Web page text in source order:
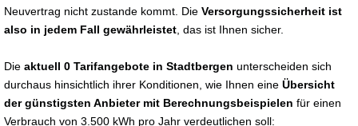
Neuvertrag nicht zustande kommt. Die Versorgungssicherheit ist
also in jedem Fall gewährleistet , das ist Ihnen sicher.
Die aktuell 0 Tarifangebote in Stadtbergen unterscheiden sich
durchaus hinsichtlich ihrer Konditionen, wie Ihnen eine Übersicht
der günstigsten Anbieter mit Berechnungsbeispielen für einen
Verbrauch von 3.500 kWh pro Jahr verdeutlichen soll: